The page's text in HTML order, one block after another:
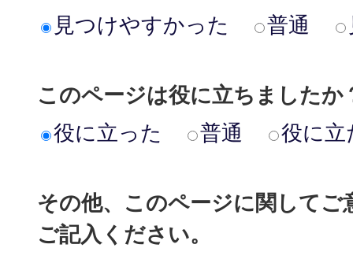
見つけやすかった
普通
このページは役に立ちましたか
役に立った
普通 役に立
その他、このページに関してご
ご記入ください。